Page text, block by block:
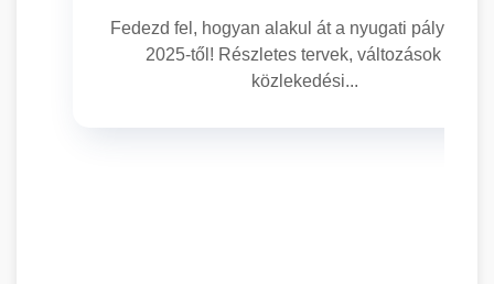
Fedezd fel, hogyan alakul át a nyugati
2025-től! Részletes tervek, változások és
közlekedési...